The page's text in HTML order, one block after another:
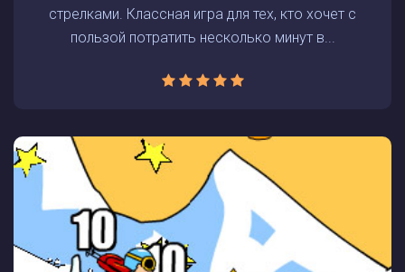
стрелками. Классная игра для тех, кто хочет с
пользой потратить несколько минут в...